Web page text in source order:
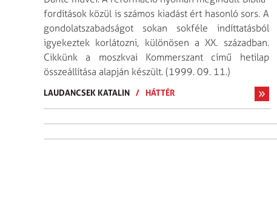
fordítások közül is számos kiadást ért hasonló sors. A
gondolatszabadságot sokan sokféle indíttatásból
igyekeztek korlátozni, különösen a XX. században.
Cikkünk a moszkvai Kommerszant című hetilap
összeállítása alapján készült. (1999. 09. 11.)
LAUDANCSEK KATALIN / HÁTTÉR